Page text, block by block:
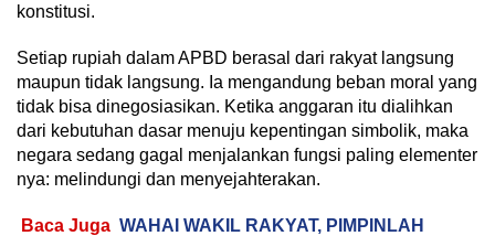
konstitusi.
Setiap rupiah dalam APBD berasal dari rakyat langsung
maupun tidak langsung. Ia mengandung beban moral yang
tidak bisa dinegosiasikan. Ketika anggaran itu dialihkan
dari kebutuhan dasar menuju kepentingan simbolik, maka
negara sedang gagal menjalankan fungsi paling elementer
nya: melindungi dan menyejahterakan.
Baca Juga WAHAI WAKIL RAKYAT, PIMPINLAH